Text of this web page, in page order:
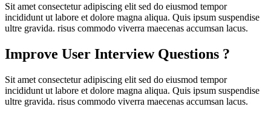
Sit amet consectetur adipiscing elit sed do eiusmod tempor
incididunt ut labore et dolore magna aliqua. Quis ipsum suspendise
ultre gravida. risus commodo viverra maecenas accumsan lacus.
Improve User Interview Questions ?
Sit amet consectetur adipiscing elit sed do eiusmod tempor
incididunt ut labore et dolore magna aliqua. Quis ipsum suspendise
ultre gravida. risus commodo viverra maecenas accumsan lacus.